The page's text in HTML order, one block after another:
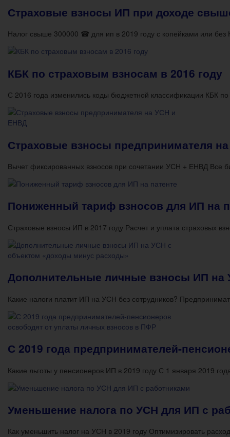
Страховые взносы ИП при доходе
Налог свыше 300000 ☎ для ип в 2019 году с копейками или без
КБК по страховым взносам в 2016 году
С 2016 года изменились коды бюджетной классификации КБК
Страховые взносы предпринимателя
Вычет фиксированных взносов при сочетании УСН + ЕНВД Все
Пониженный тариф взносов для ИП на
Страховые взносы ИП в 2017 году Расчет и уплата страховых
Дополнительные личные взносы ИП
Какие налоги платит ИП на УСН без сотрудников?
С 2019 года предпринимателей-
Какие льготы у пенсионеров ИП в 2019 году С 1 января 2019
Уменьшение налога по УСН для ИП с
Как уменьшить налог на УСН в 2019 году Оптимизировать